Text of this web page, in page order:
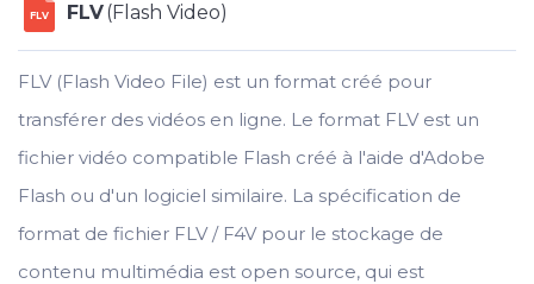
FLV FLV(Flash Video)
FLV (Flash Video File) est un format créé pour
transférer des vidéos en ligne. Le format FLV est un
fichier vidéo compatible Flash créé à l'aide d'Adobe
Flash ou d'un logiciel similaire. La spécification de
format de fichier FLV / F4V pour le stockage de
contenu multimédia est open source, qui est